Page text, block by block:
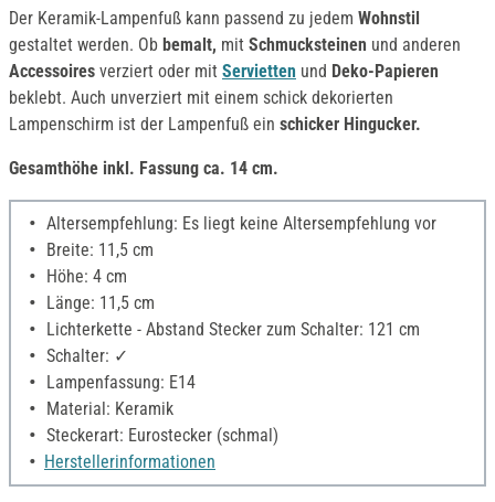
Der Keramik-Lampenfuß kann passend zu jedem Wohnstil
gestaltet werden. Ob bemalt, mit Schmucksteinen und anderen
Accessoires verziert oder mit Servietten und Deko-Papieren
beklebt. Auch unverziert mit einem schick dekorierten
Lampenschirm ist der Lampenfuß ein schicker Hingucker.
Gesamthöhe inkl. Fassung ca. 14 cm.
Altersempfehlung: Es liegt keine Altersempfehlung vor
Breite: 11,5 cm
Höhe: 4 cm
Länge: 11,5 cm
Lichterkette - Abstand Stecker zum Schalter: 121 cm
Schalter: ✓
Lampenfassung: E14
Material: Keramik
Steckerart: Eurostecker (schmal)
Herstellerinformationen